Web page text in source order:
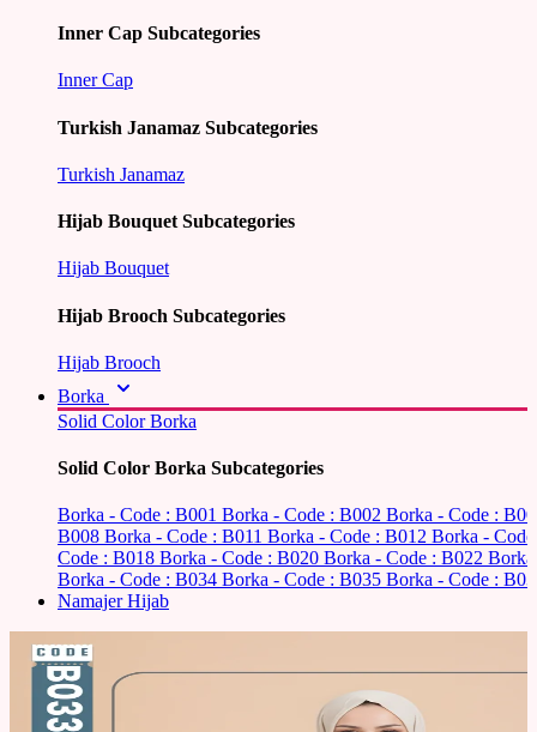
Inner Cap Subcategories
Inner Cap
Turkish Janamaz Subcategories
Turkish Janamaz
Hijab Bouquet Subcategories
Hijab Bouquet
Hijab Brooch Subcategories
Hijab Brooch
Borka
Solid Color Borka
Solid Color Borka Subcategories
Borka - Code : B001 Borka - Code : B002 Borka - Code :
B008 Borka - Code : B011 Borka - Code : B012 Borka -
Code : B018 Borka - Code : B020 Borka - Code : B022
Borka - Code : B034 Borka - Code : B035 Borka - Code :
Namajer Hijab